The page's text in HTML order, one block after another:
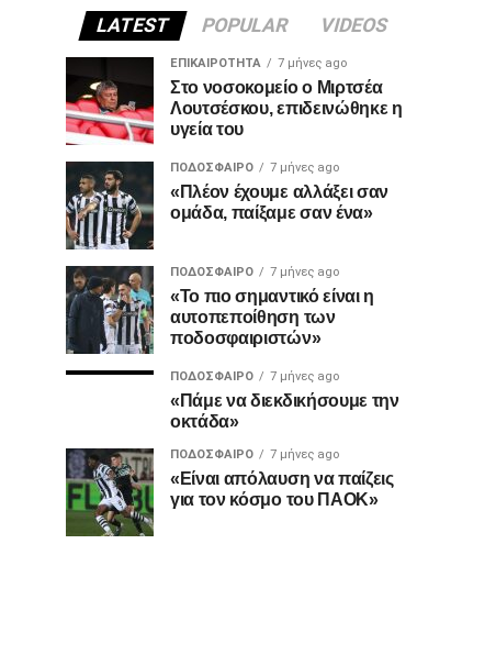
LATEST POPULAR VIDEOS
ΕΠΙΚΑΙΡΌΤΗΤΑ 7 μήνες ago
Στο νοσοκομείο ο Μιρτσέα
Λουτσέσκου, επιδεινώθηκε η
υγεία του
ΠΟΔΌΣΦΑΙΡΟ 7 μήνες ago
«Πλέον έχουμε αλλάξει σαν
ομάδα, παίξαμε σαν ένα»
ΠΟΔΌΣΦΑΙΡΟ 7 μήνες ago
«Το πιο σημαντικό είναι η
αυτοπεποίθηση των
ποδοσφαιριστών»
ΠΟΔΌΣΦΑΙΡΟ 7 μήνες ago
«Πάμε να διεκδικήσουμε την
οκτάδα»
ΠΟΔΌΣΦΑΙΡΟ 7 μήνες ago
«Είναι απόλαυση να παίζεις
για τον κόσμο του ΠΑΟΚ»